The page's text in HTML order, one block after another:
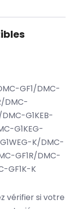
GF1/DMC-
DMC-
G1KEB-
G1KEG-
K/DMC-
GF1R/DMC-
GF1K-K
vérifier si votre